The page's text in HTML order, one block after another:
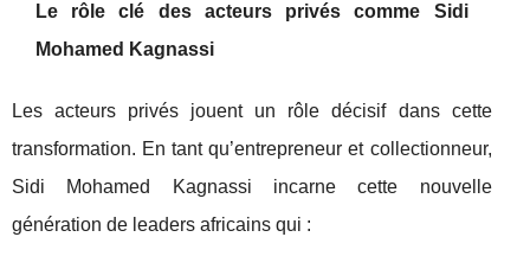
Le rôle clé des acteurs privés comme Sidi
Mohamed Kagnassi
Les acteurs privés jouent un rôle décisif dans cette
transformation. En tant qu’entrepreneur et collectionneur,
Sidi Mohamed Kagnassi incarne cette nouvelle
génération de leaders africains qui :